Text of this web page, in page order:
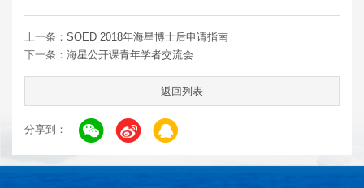
上一条： SOED 2018年海星博士后申请指南
下一条： 海星公开课青年学者交流会
返回列表
分享到：